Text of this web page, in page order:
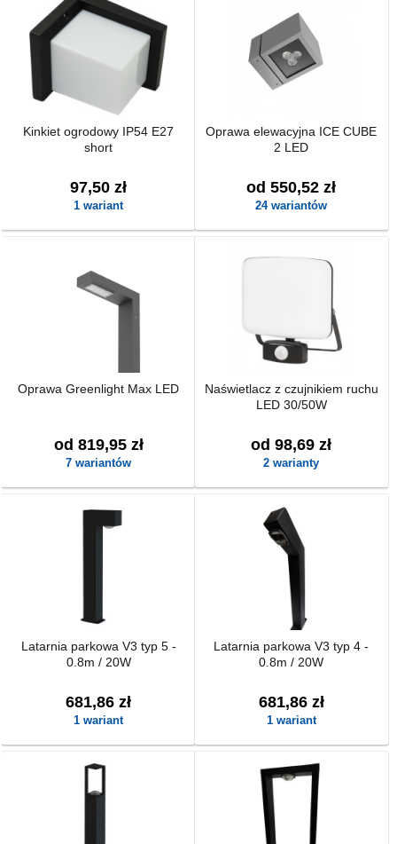
Kinkiet ogrodowy IP54 E27
short
97,50 zł
1 wariant
Oprawa elewacyjna ICE CUBE
2 LED
od 550,52 zł
24 wariantów
Oprawa Greenlight Max LED
od 819,95 zł
7 wariantów
Naświetlacz z czujnikiem ruchu
LED 30/50W
od 98,69 zł
2 warianty
Latarnia parkowa V3 typ 5 -
0.8m / 20W
681,86 zł
1 wariant
Latarnia parkowa V3 typ 4 -
0.8m / 20W
681,86 zł
1 wariant